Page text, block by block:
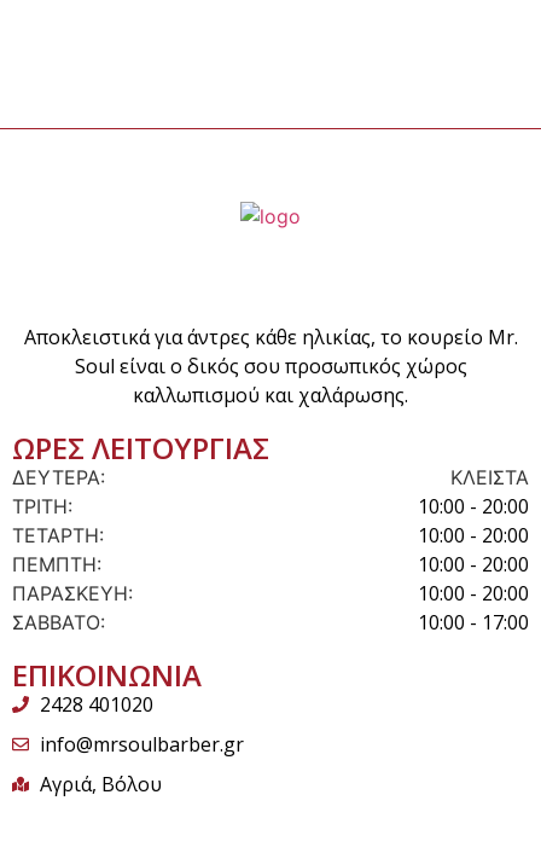
Αποκλειστικά για άντρες κάθε ηλικίας, το κουρείο Mr.
Soul είναι ο δικός σου προσωπικός χώρος
καλλωπισμού και χαλάρωσης.
ΩΡΕΣ ΛΕΙΤΟΥΡΓΙΑΣ
ΔΕΥΤΕΡΑ:
ΚΛΕΙΣΤΑ
ΤΡΙΤΗ:
10:00 - 20:00
ΤΕΤΑΡΤΗ: 10:00 - 20:00
ΠΕΜΠΤΗ: 10:00 - 20:00
ΠΑΡΑΣΚΕΥΗ: 10:00 - 20:00
ΣΑΒΒΑΤΟ: 10:00 - 17:00
ΕΠΙΚΟΙΝΩΝΙΑ
2428 401020
info@mrsoulbarber.gr
Αγριά, Βόλου